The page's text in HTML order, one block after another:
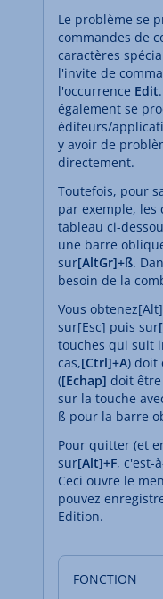
Le problème se
commandes de
caractères
l'invite de
l'occurrence Edit
également se
éditeurs/
y avoir de
directement.
Toutefois, pour
par exemple, les
tableau ci-
une barre
sur[AltGr]+ß.
besoin de la
Vous
sur[Esc] puis sur
touches qui suit
cas,[Ctrl]+A) doit
([Echap] doit être
sur la touche
ß pour la barre
Pour quitter (et
sur[Alt]+F, c'est-
Ceci ouvre le
pouvez
Edition.